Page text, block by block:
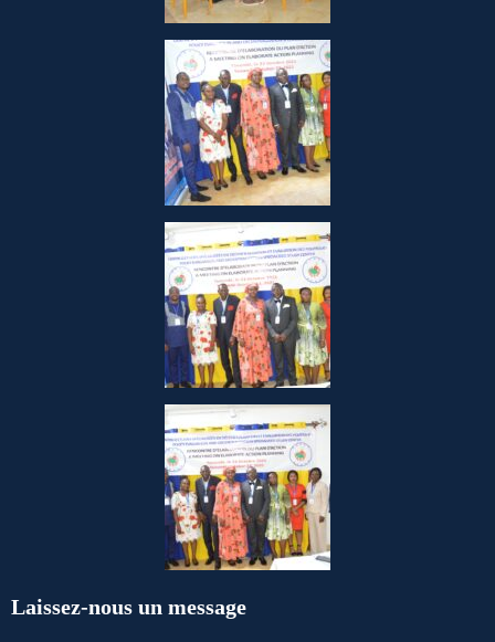
Laissez-nous un message